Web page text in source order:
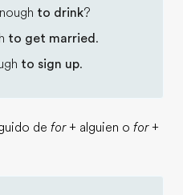
to drink?
to get married .
to sign up.
de for+ alguien o for+